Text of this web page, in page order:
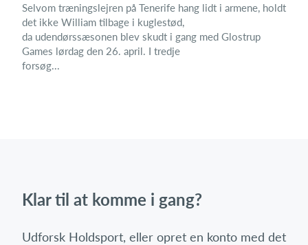
Selvom træningslejren på Tenerife hang lidt i armene, holdt
det ikke William tilbage i kuglestød,
da udendørssæsonen blev skudt i gang med Glostrup
Games lørdag den 26. april. I tredje
forsøg...
Klar til at komme i gang?
Udforsk Holdsport, eller opret en konto med det